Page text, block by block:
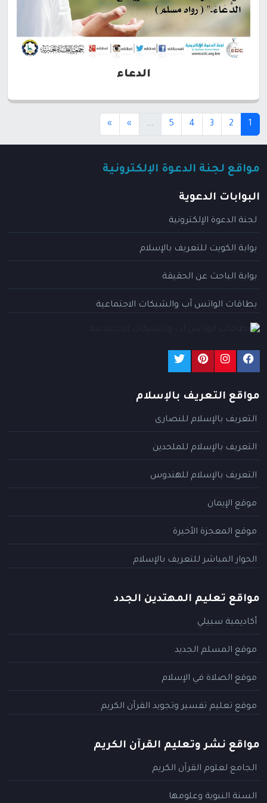
الدعاء
1
(current)
2
3
4
5
...
»
»
مواقع لجنة الدعوة الإلكترونية
البوابات الدعوية
لجنة الدعوة الإلكترونية
بوابة الكويت للتعريف بالإسلام
بوابة الباحث عن الحقيقة
بطاقات الواتس آب والشبكات الاجتماعية
مواقع التعريف بالإسلام
التعريف بالإسلام للنصارى
التعريف بالإسلام للملحدين
التعريف بالإسلام للهندوس
موقع الإيمان
موقع المعجزة الأخيرة
الحوار المباشر للتعريف بالإسلام
مواقع تعليم المهتدين الجدد
أكاديمية سبيلي
موقع المسلم الجديد
موقع الصلاة في الإسلام
موقع تعليم تفسير وتجويد القرآن الكريم
مواقع نشر وتعليم القرآن الكريم
الجامع لعلوم القرآن الكريم
السنة النبوية وعلومها